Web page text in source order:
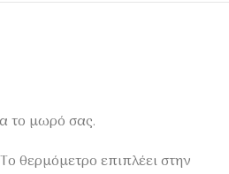
το μωρό σας.
θερμόμετρο επιπλέει στην